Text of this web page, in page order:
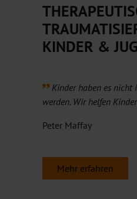
KINDER &
Kinder haben es nicht
werden. Wir helfen
Peter Maffay
Mehr erfahren